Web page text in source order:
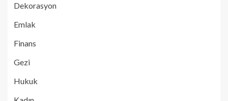
Dekorasyon
Emlak
Finans
Gezi
Hukuk